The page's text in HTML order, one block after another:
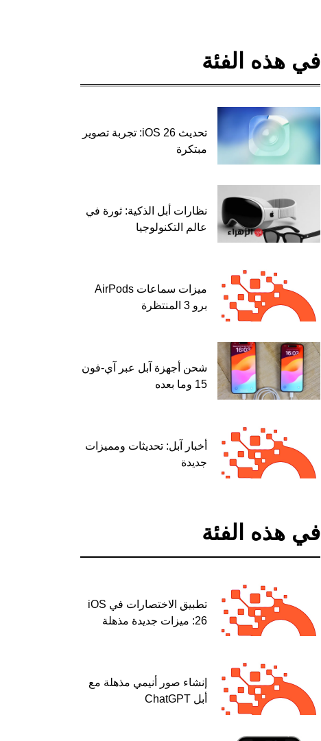
في هذه الفئة
تحديث iOS 26: تجربة تصوير
مبتكرة
نظارات أبل الذكية: ثورة في
عالم التكنولوجيا
ميزات سماعات AirPods
برو 3 المنتظرة
شحن أجهزة آبل عبر آي-فون
15 وما بعده
أخبار آبل: تحديثات ومميزات
جديدة
في هذه الفئة
تطبيق الاختصارات في iOS
26: ميزات جديدة مذهلة
إنشاء صور أنيمي مذهلة مع
أبل ChatGPT